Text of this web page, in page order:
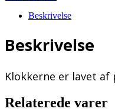
Beskrivelse
Beskrivelse
Klokkerne er lavet
Relaterede varer